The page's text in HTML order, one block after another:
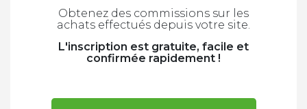
Obtenez des commissions sur les
achats effectués depuis votre site.
L'inscription est gratuite, facile et
confirmée rapidement !